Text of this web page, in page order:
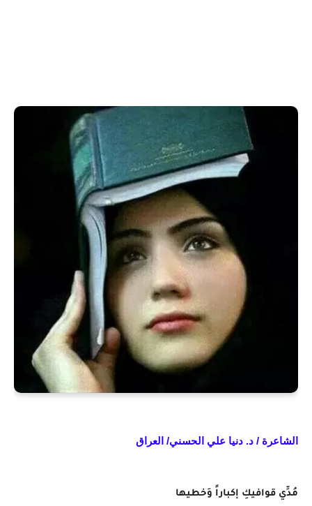
الشاعرة / د. دنيا علي الحسني/ العراق
مُدِّي قوافيكِ إكباراً وَخطيها